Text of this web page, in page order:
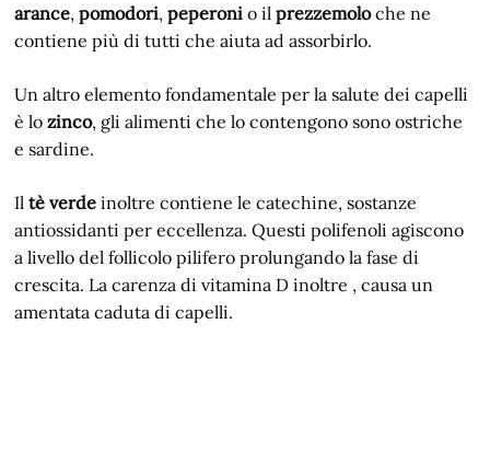
arance,pomodori,peperonio ilprezzemoloche ne
contiene più di tutti che aiuta ad assorbirlo.
Un altro elemento fondamentale per la salute dei capelli
è lozinco, gli alimenti che lo contengono sono ostriche
e sardine.
Iltè verde inoltre contiene le catechine, sostanze
antiossidanti per eccellenza. Questi polifenoli agiscono
a livello del follicolo pilifero prolungando la fase di
crescita. La carenza di vitamina D inoltre , causa un
amentata caduta di capelli.